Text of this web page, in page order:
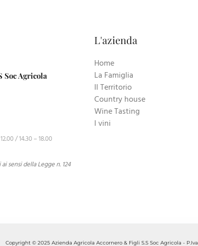
Soc Agricola
/ 14.30 – 18.00
sensi della Legge n. 124
L'azienda
Home
La Famiglia
Il Territorio
Country house
Wine Tasting
I vini
Copyright © 2025 Azienda Agricola Accornero & Figli S.S Soc Agricola -